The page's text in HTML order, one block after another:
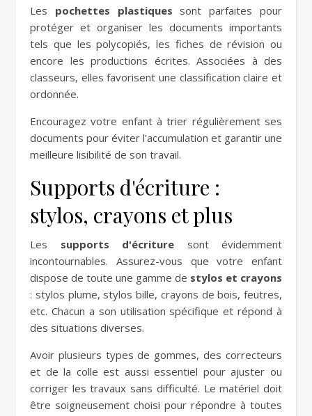
Les pochettes plastiques sont parfaites pour
protéger et organiser les documents importants
tels que les polycopiés, les fiches de révision ou
encore les productions écrites. Associées à des
classeurs, elles favorisent une classification claire et
ordonnée.
Encouragez votre enfant à trier régulièrement ses
documents pour éviter l'accumulation et garantir une
meilleure lisibilité de son travail.
Supports d'écriture :
stylos, crayons et plus
Les supports d'écriture sont évidemment
incontournables. Assurez-vous que votre enfant
dispose de toute une gamme de stylos et crayons
: stylos plume, stylos bille, crayons de bois, feutres,
etc. Chacun a son utilisation spécifique et répond à
des situations diverses.
Avoir plusieurs types de gommes, des correcteurs
et de la colle est aussi essentiel pour ajuster ou
corriger les travaux sans difficulté. Le matériel doit
être soigneusement choisi pour répondre à toutes